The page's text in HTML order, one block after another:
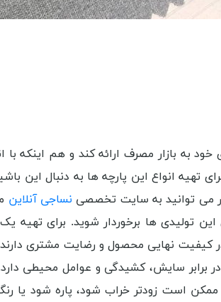
به بازار مصرف ارائه کند و هم اینکه با
انواع این پارچه ها به دنبال این
می توانید به سایت تخصصی نساجی آنلاین
این تولیدی ها برخوردار شوید. برای
نهایی محصول و رضایت مشتری دارند.
برابر سایش، کشیدگی و عوامل محیطی
است زودتر خراب شود، پاره شود یا